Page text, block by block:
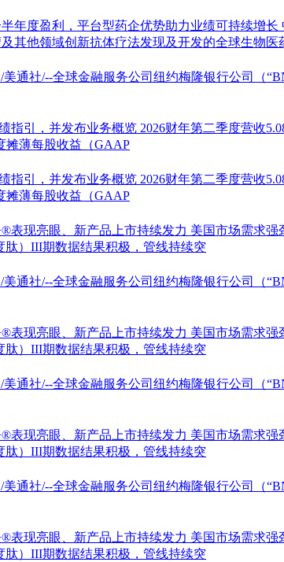
年度盈利，平台型药企优势助力业绩可持续增长
其他领域创新抗体疗法发现及开发的全球生物医
美通社/--全球金融服务公司纽约梅隆银行公司（
指引，并发布业务概览 2026财年第二季度营收
摊薄每股收益（GAAP
指引，并发布业务概览 2026财年第二季度营收
摊薄每股收益（GAAP
表现亮眼、新产品上市持续发力 美国市场需求强
肽）III期数据结果积极，管线持续突
美通社/--全球金融服务公司纽约梅隆银行公司（
表现亮眼、新产品上市持续发力 美国市场需求强
肽）III期数据结果积极，管线持续突
美通社/--全球金融服务公司纽约梅隆银行公司（
表现亮眼、新产品上市持续发力 美国市场需求强
肽）III期数据结果积极，管线持续突
美通社/--全球金融服务公司纽约梅隆银行公司（
表现亮眼、新产品上市持续发力 美国市场需求强
肽）III期数据结果积极，管线持续突